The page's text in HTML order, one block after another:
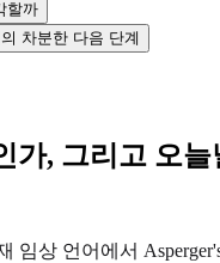
할까
차분한 다음 단계
가, 그리고 오
임상 언어에서